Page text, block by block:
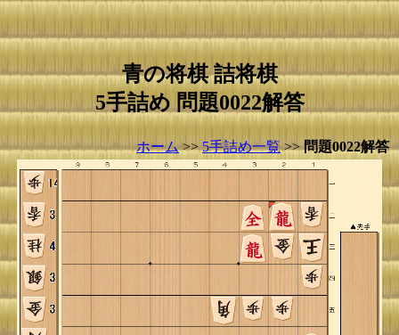
青の将棋 詰将棋
5手詰め 問題0022解答
ホーム>>5手詰め一覧>>問題0022解答